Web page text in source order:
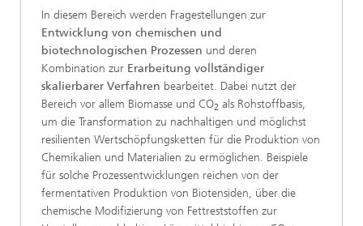
In diesem Bereich werden Fragestellungen zur
Entwicklung von chemischen und
biotechnologischen Prozessen und deren
Kombination zur Erarbeitung vollständiger
skalierbarer Verfahren bearbeitet. Dabei nutzt der
Bereich vor allem Biomasse und CO2 als Rohstoffbasis,
um die Transformation zu nachhaltigen und möglichst
resilienten Wertschöpfungsketten für die Produktion von
Chemikalien und Materialien zu ermöglichen. Beispiele
für solche Prozessentwicklungen reichen von der
fermentativen Produktion von Biotensiden, über die
chemische Modifizierung von Fettreststoffen zur